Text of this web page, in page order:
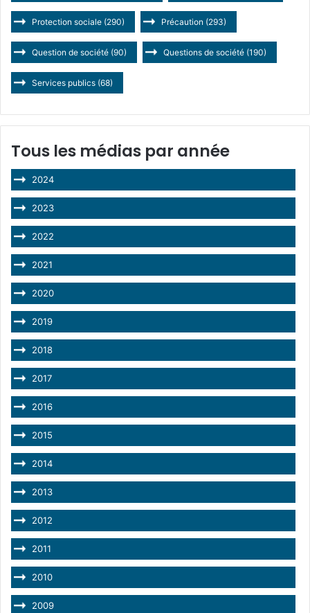
Protection sociale (290) Précaution (293)
Question de société (90) Questions de société (190)
Services publics (68)
Tous les médias par année
2024
2023
2022
2021
2020
2019
2018
2017
2016
2015
2014
2013
2012
2011
2010
2009